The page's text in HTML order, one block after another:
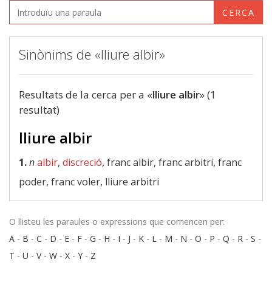
CERCA
Sinònims de «lliure albir»
Resultats de la cerca per a «lliure albir» (1
resultat)
lliure albir
1.nalbir, discreció, franc albir, franc arbitri, franc
poder, franc voler, lliure arbitri
O llisteu les paraules o expressions que comencen per:
A - B - C - D - E - F - G - H - I - J - K - L - M - N - O - P - Q - R - S -
T - U - V- W - X - Y - Z